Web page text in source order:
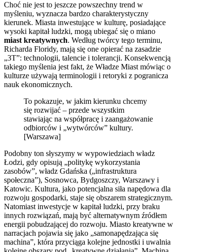
Choć nie jest to jeszcze powszechny trend w
myśleniu, wyznacza bardzo charakterystyczny
kierunek. Miasta inwestujące w kulturę, posiadające
wysoki kapitał ludzki, mogą ubiegać się o miano
miast kreatywnych. Według twórcy tego terminu,
Richarda Floridy, mają się one opierać na zasadzie
„3T”: technologii, talencie i tolerancji. Konsekwencją
takiego myślenia jest fakt, że Władze Miast mówiąc o
kulturze używają terminologii i retoryki z pogranicza
nauk ekonomicznych.
To pokazuje, w jakim kierunku chcemy
się rozwijać – przede wszystkim
stawiając na współpracę i zaangażowanie
odbiorców i „wytwórców” kultury.
[Warszawa]
Podobny ton słyszymy w wypowiedziach władz
Łodzi, gdy opisują „politykę wykorzystania
zasobów”, władz Gdańska („infrastruktura
społeczna”), Sosnowca, Bydgoszczy, Warszawy i
Katowic. Kultura, jako potencjalna siła napędowa dla
rozwoju gospodarki, staje się obszarem strategicznym.
Natomiast inwestycje w kapitał ludzki, przy braku
innych rozwiązań, mają być alternatywnym źródłem
energii pobudzającej do rozwoju. Miasto kreatywne w
narracjach pojawia się jako „samonapędzająca się
machina”, która przyciąga kolejne jednostki i uwalnia